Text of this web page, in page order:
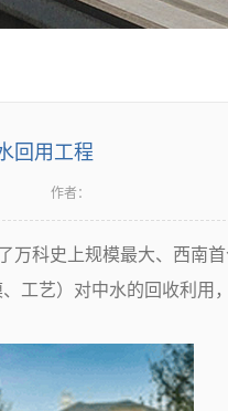
回用工程
作者：
科史上规模最大、西南
工艺）对中水的回收利用